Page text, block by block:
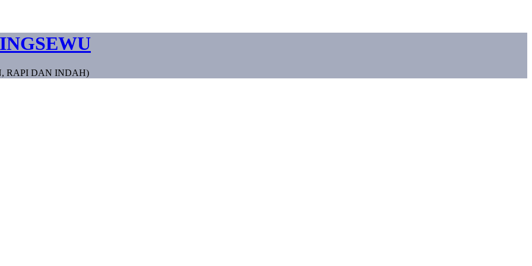
RAPI DAN INDAH)